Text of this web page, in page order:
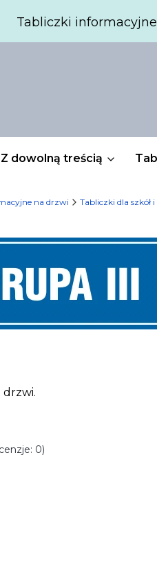
Tabliczki
Z dowolną treścią
na drzwi Tabliczki dla szkół
drzwi.
0)